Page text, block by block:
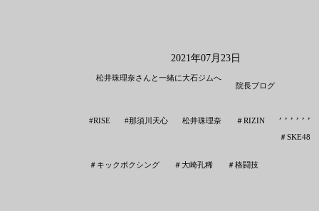
2021年07月23日
松井珠理奈さんと一緒に大石ジムへ
院長ブログ
#RISE ,
#那須川天心 ,
松井珠理奈 ,
＃RIZIN ,
＃SKE48
,
＃キックボクシング
,
＃大崎孔稀 ＃格闘技